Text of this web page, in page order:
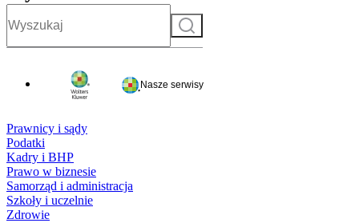
Szukaj
Nasze serwisy
Prawnicy i sądy
Podatki
Kadry i BHP
Prawo w biznesie
Samorząd i administracja
Szkoły i uczelnie
Zdrowie